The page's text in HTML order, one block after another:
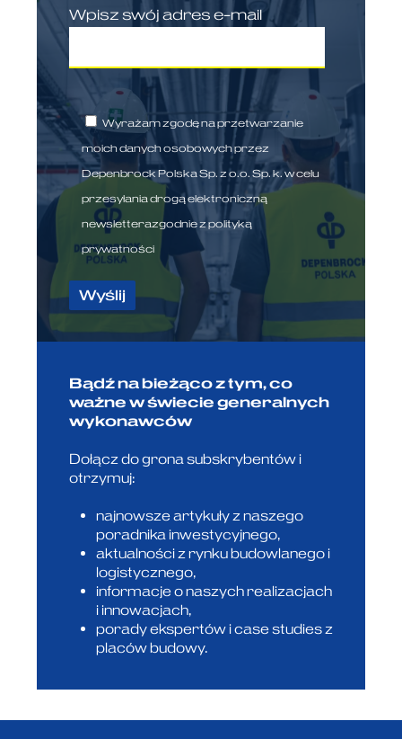
Bądź na bieżąco z tym, co
ważne w świecie generalnych
wykonawców
Dołącz do grona subskrybentów i
otrzymuj:
najnowsze artykuły z naszego
poradnika inwestycyjnego,
aktualności z rynku budowlanego i
logistycznego,
informacje o naszych realizacjach
i innowacjach,
porady ekspertów i case studies z
placów budowy.
Wpisz swój adres e-mail
Wyrażam zgodę na przetwarzanie
moich danych osobowych przez
Depenbrock Polska Sp. z o.o. Sp. k. w celu
przesyłania drogą elektroniczną
newsletterazgodnie z polityką
prywatności